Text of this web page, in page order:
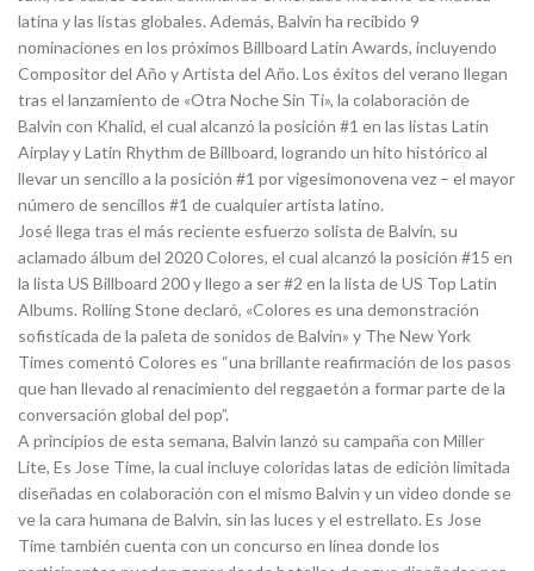
latina y las listas globales. Además, Balvin ha recibido 9
nominaciones en los próximos Billboard Latin Awards, incluyendo
Compositor del Año y Artista del Año. Los éxitos del verano llegan
tras el lanzamiento de «Otra Noche Sin Ti», la colaboración de
Balvin con Khalid, el cual alcanzó la posición #1 en las listas Latin
Airplay y Latin Rhythm de Billboard, logrando un hito histórico al
llevar un sencillo a la posición #1 por vigesimonovena vez – el mayor
número de sencillos #1 de cualquier artista latino.
José llega tras el más reciente esfuerzo solista de Balvin, su
aclamado álbum del 2020 Colores, el cual alcanzó la posición #15 en
la lista US Billboard 200 y llego a ser #2 en la lista de US Top Latin
Albums. Rolling Stone declaró, «Colores es una demonstración
sofisticada de la paleta de sonidos de Balvin» y The New York
Times comentó Colores es “una brillante reafirmación de los pasos
que han llevado al renacimiento del reggaetón a formar parte de la
conversación global del pop”.
A principios de esta semana, Balvin lanzó su campaña con Miller
Lite, Es Jose Time, la cual incluye coloridas latas de edición limitada
diseñadas en colaboración con el mismo Balvin y un video donde se
ve la cara humana de Balvin, sin las luces y el estrellato. Es Jose
Time también cuenta con un concurso en línea donde los